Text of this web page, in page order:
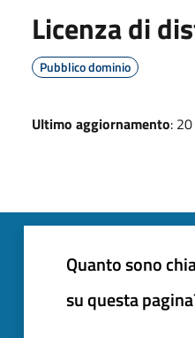
Licenza di
Pubblico dominio
Ultimo aggiornamento:
Quanto sono
su questa